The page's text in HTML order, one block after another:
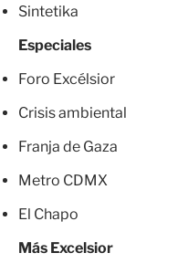
Sintetika
Especiales
Foro Excélsior
Crisis ambiental
Franja de Gaza
Metro CDMX
El Chapo
Más Excelsior